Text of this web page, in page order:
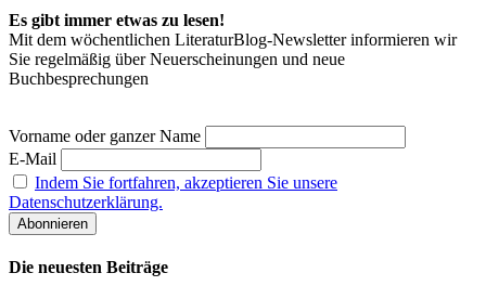
Es gibt immer etwas zu lesen!
Mit dem wöchentlichen LiteraturBlog-Newsletter informieren wir
Sie regelmäßig über Neuerscheinungen und neue
Buchbesprechungen
Vorname oder ganzer Name
E-Mail
Indem Sie fortfahren, akzeptieren Sie unsere
Datenschutzerklärung.
Die neuesten Beiträge